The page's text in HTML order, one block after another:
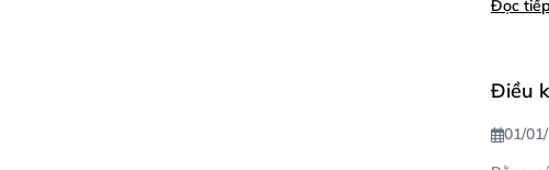
Đọc tiếp
Điều
01/